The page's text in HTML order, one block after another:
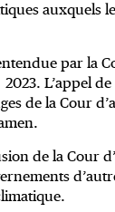
auxquels
par la
L’appel
de la Cour
de la Cour